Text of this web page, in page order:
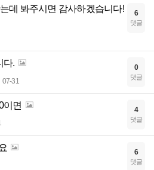
데 봐주시면 감사하겠습니다! 6
댓글
다.
07-31
0
댓글
이면 4
댓글
6
댓글